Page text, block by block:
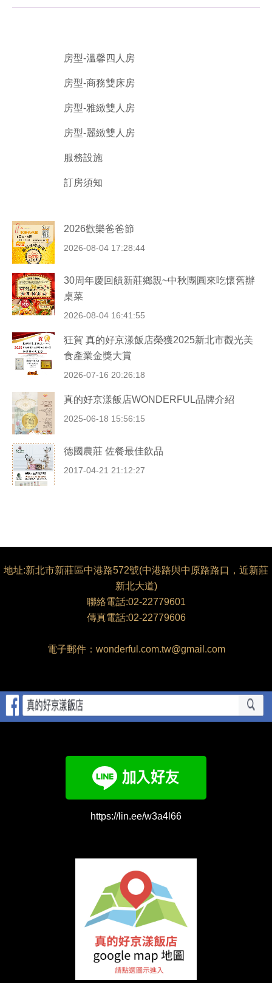
房型-溫馨四人房
房型-商務雙床房
房型-雅緻雙人房
房型-麗緻雙人房
服務設施
訂房須知
2026歡樂爸爸節
2026-08-04 17:28:44
30周年慶回饋新莊鄉親~中秋團圓來吃懷舊辦
桌菜
2026-08-04 16:41:55
狂賀 真的好京漾飯店榮獲2025新北市觀光美
食產業金獎大賞
2026-07-16 20:26:18
真的好京漾飯店WONDERFUL品牌介紹
2025-06-18 15:56:15
德國農莊 佐餐最佳飲品
2017-04-21 21:12:27
地址:新北市新莊區中港路572號(中港路與中原路路口，近新莊
新北大道)
聯絡電話:02-22779601
傳真電話:02-22779606
電子郵件：wonderful.com.tw@gmail.com
https://lin.ee/w3a4l66